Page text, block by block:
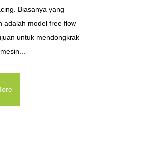
Biasanya yang
adalah model free flow
untuk mendongkrak